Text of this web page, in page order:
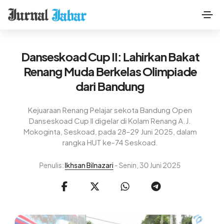
Danseskoad Cup II: Lahirkan Bakat
Renang Muda Berkelas Olimpiade
dari Bandung
Kejuaraan Renang Pelajar sekota Bandung Open
Danseskoad Cup II digelar di Kolam Renang A.J.
Mokoginta, Seskoad, pada 28–29 Juni 2025, dalam
rangka HUT ke-74 Seskoad.
Penulis:Ikhsan Bilnazari - Senin, 30 Juni 2025